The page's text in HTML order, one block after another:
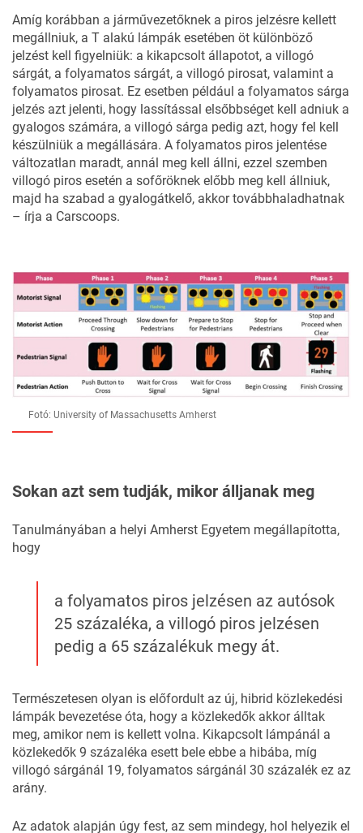
Amíg korábban a járművezetőknek a piros jelzésre kellett
megállniuk, a T alakú lámpák esetében öt különböző
jelzést kell figyelniük: a kikapcsolt állapotot, a villogó
sárgát, a folyamatos sárgát, a villogó pirosat, valamint a
folyamatos pirosat. Ez esetben például a folyamatos sárga
jelzés azt jelenti, hogy lassítással elsőbbséget kell adniuk a
gyalogos számára, a villogó sárga pedig azt, hogy fel kell
készülniük a megállására. A folyamatos piros jelentése
változatlan maradt, annál meg kell állni, ezzel szemben
villogó piros esetén a sofőröknek előbb meg kell állniuk,
majd ha szabad a gyalogátkelő, akkor továbbhaladhatnak
– írja a Carscoops.
Fotó: University of Massachusetts Amherst
Sokan azt sem tudják, mikor álljanak meg
Tanulmányában a helyi Amherst Egyetem megállapította,
hogy
a folyamatos piros jelzésen az autósok
25 százaléka, a villogó piros jelzésen
pedig a 65 százalékuk megy át.
Természetesen olyan is előfordult az új, hibrid közlekedési
lámpák bevezetése óta, hogy a közlekedők akkor álltak
meg, amikor nem is kellett volna. Kikapcsolt lámpánál a
közlekedők 9 százaléka esett bele ebbe a hibába, míg
villogó sárgánál 19, folyamatos sárgánál 30 százalék ez az
arány.
Az adatok alapján úgy fest, az sem mindegy, hol helyezik el